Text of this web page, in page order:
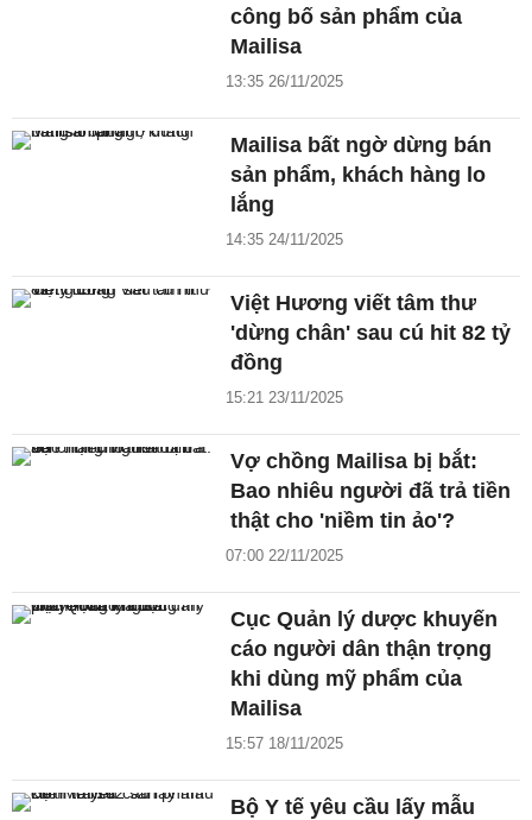
công bố sản phẩm của
Mailisa
13:35 26/11/2025
Mailisa bất ngờ dừng bán
sản phẩm, khách hàng lo
lắng
14:35 24/11/2025
Việt Hương viết tâm thư
'dừng chân' sau cú hit 82 tỷ
đồng
15:21 23/11/2025
Vợ chồng Mailisa bị bắt:
Bao nhiêu người đã trả tiền
thật cho 'niềm tin ảo'?
07:00 22/11/2025
Cục Quản lý dược khuyến
cáo người dân thận trọng
khi dùng mỹ phẩm của
Mailisa
15:57 18/11/2025
Bộ Y tế yêu cầu lấy mẫu